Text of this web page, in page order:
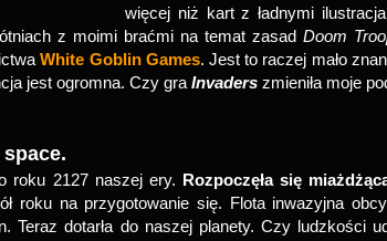
więcej niż kart z ładnymi
z moimi braćmi na temat zasad Doom
White Goblin Games. Jest to raczej mało
jest ogromna. Czy gra Invaders zmieniła moje
roku 2127 naszej ery. Rozpoczęła się
roku na przygotowanie się. Flota inwazyjna
Teraz dotarła do naszej planety. Czy ludzkości